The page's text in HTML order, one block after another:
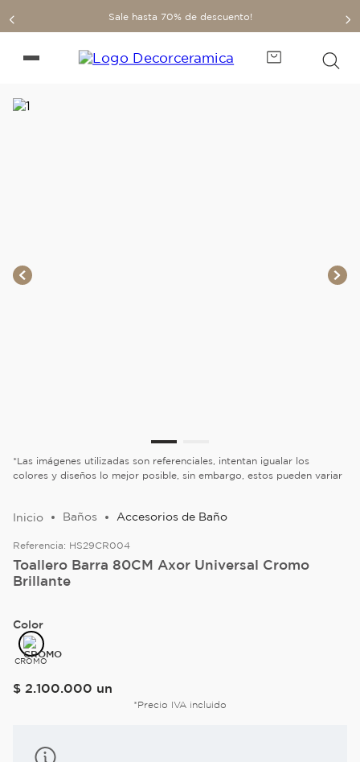
Sale hasta 70% de descuento!
*Las imágenes utilizadas son referenciales, intentan igualar los
colores y diseños lo mejor posible, sin embargo, estos pueden variar
Baños Accesorios de Baño
Referencia: HS29CR004
Toallero Barra 80CM Axor Universal Cromo
Brillante
Color
CROMO
$ 2.100.000 un
*Precio IVA incluido